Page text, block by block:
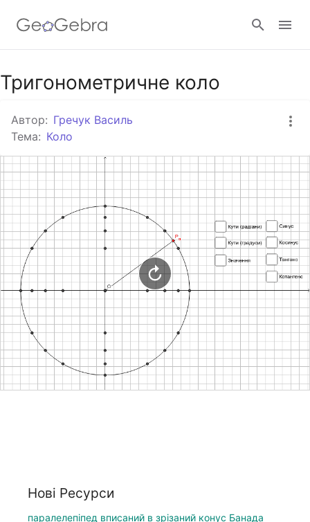
GeoGebra Клас
Тригонометричне коло
Автор: Гречук Василь
Тема: Коло
Нові Ресурси
паралелепіпед вписаний в зрізаний конус Банада